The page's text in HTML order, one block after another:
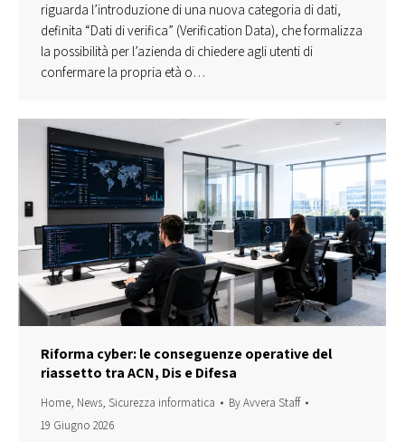
riguarda l’introduzione di una nuova categoria di dati,
definita “Dati di verifica” (Verification Data), che formalizza
la possibilità per l’azienda di chiedere agli utenti di
confermare la propria età o…
Riforma cyber: le conseguenze operative del
riassetto tra ACN, Dis e Difesa
Home, News, Sicurezza informatica ByAvvera Staff
19 Giugno 2026